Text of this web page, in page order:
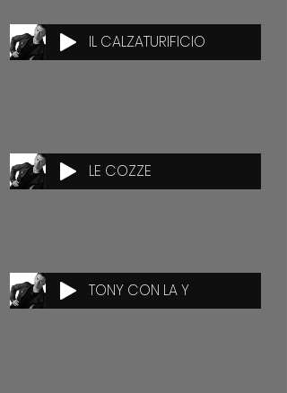
IL CALZATURIFICIO
LE COZZE
TONY CON LA Y